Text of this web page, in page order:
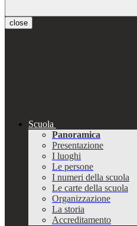
close
Scuola
Panoramica
Presentazione
I luoghi
Le persone
I numeri della scuola
Le carte della scuola
Organizzazione
La storia
Accreditamento